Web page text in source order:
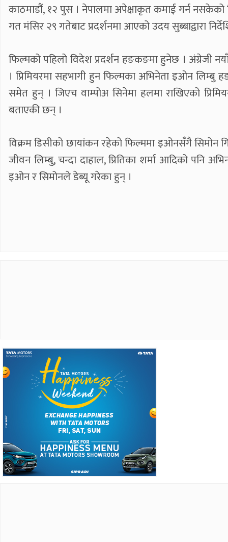
काठमाडौं, १२ पुस । नेपालमा अपेक्षाकृत कमाई गर्न नसकेको
गत मंसिर २९ गतेबाट प्रदर्शनमा आएको उदय सुब्बाद्वारा
फिल्मको पहिलो विदेश प्रदर्शन हङकङमा हुनेछ । अंग्रेजी
। प्रिमियरमा सहभागी हुन फिल्मका अभिनेता इओन लिम्बु
समेत हुन् । जिएच वाम्पोअ सिनेमा हलमा राखिएको
बताएकी छन् ।
विक्रम डिसीको छायांकन रहेको फिल्ममा इओनसँगै सिमोन
जीवन लिम्बु, चन्दा दाहाल, प्रितिका शर्मा आदिको पनि
इओन र सिमोनले डेब्यू गरेका हुन् ।